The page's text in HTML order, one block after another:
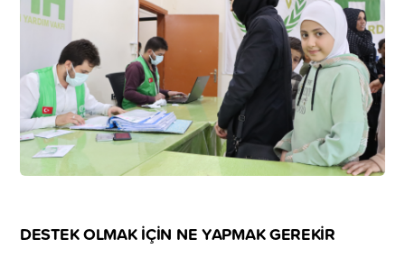
DESTEK OLMAK İÇİN NE YAPMAK GEREKİR